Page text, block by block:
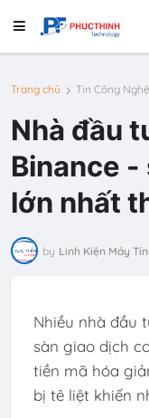
Trang chủ Tin Công Nghệ
Nhà đầu
Binance -
lớn nhất
by Linh Kiện Máy
Nhiều nhà đầu
sàn giao dịch
tiền mã hóa
bị tê liệt khiến